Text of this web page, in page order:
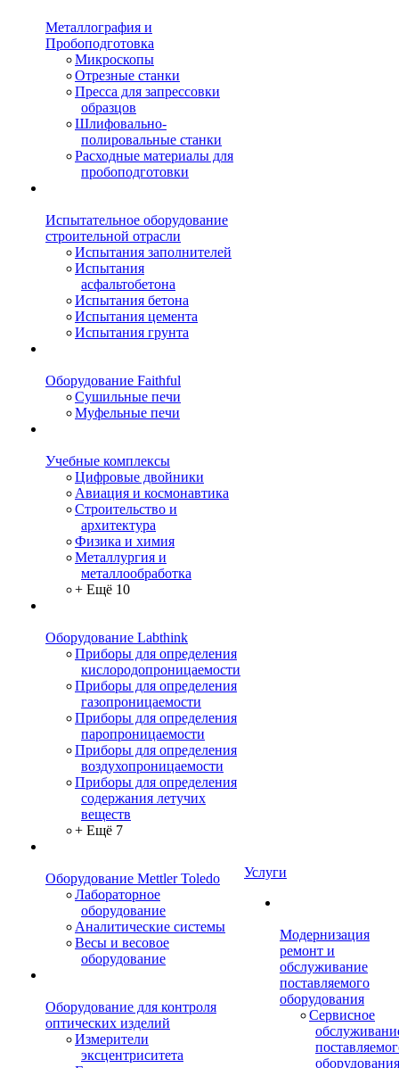
Металлография и
Пробоподготовка
Микроскопы
Отрезные станки
Пресса для запрессовки
образцов
Шлифовально-
полировальные станки
Расходные материалы для
пробоподготовки
Испытательное оборудование
строительной отрасли
Испытания заполнителей
Испытания
асфальтобетона
Испытания бетона
Испытания цемента
Испытания грунта
Оборудование Faithful
Сушильные печи
Муфельные печи
Учебные комплексы
Цифровые двойники
Авиация и космонавтика
Строительство и
архитектура
Физика и химия
Металлургия и
металлообработка
+ Ещё 10
Оборудование Labthink
Приборы для определения
кислородопроницаемости
Приборы для определения
газопроницаемости
Приборы для определения
паропроницаемости
Приборы для определения
воздухопроницаемости
Приборы для определения
содержания летучих
веществ
+ Ещё 7
Оборудование Mettler Toledo
Лабораторное
оборудование
Аналитические системы
Весы и весовое
оборудование
Оборудование для контроля
оптических изделий
Измерители
эксцентриситета
Услуги
Модернизация
ремонт и
обслуживание
поставляемого
оборудования
Сервисное
оборудования